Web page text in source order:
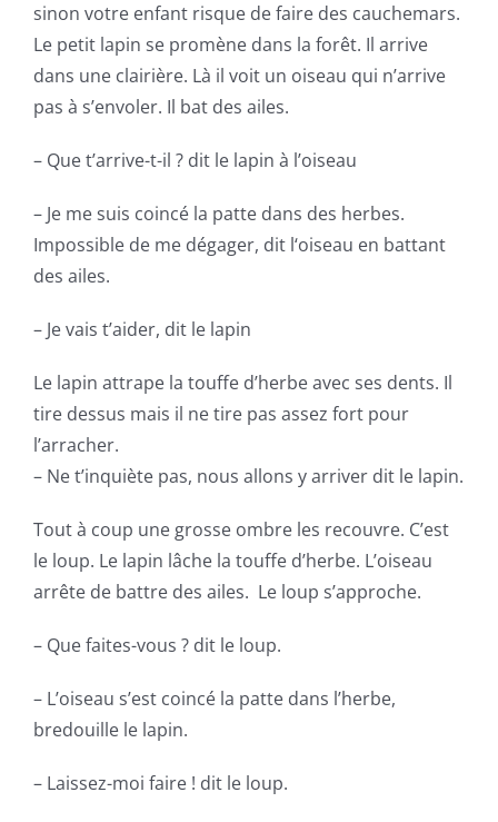
sinon votre enfant risque de faire des cauchemars.
Le petit lapin se promène dans la forêt. Il arrive
dans une clairière. Là il voit un oiseau qui n’arrive
pas à s’envoler. Il bat des ailes.
– Que t’arrive-t-il ? dit le lapin à l’oiseau
– Je me suis coincé la patte dans des herbes.
Impossible de me dégager, dit l‘oiseau en battant
des ailes.
– Je vais t’aider, dit le lapin
Le lapin attrape la touffe d’herbe avec ses dents. Il
tire dessus mais il ne tire pas assez fort pour
l’arracher.
– Ne t’inquiète pas, nous allons y arriver dit le lapin.
Tout à coup une grosse ombre les recouvre. C’est
le loup. Le lapin lâche la touffe d’herbe. L’oiseau
arrête de battre des ailes. Le loup s’approche.
– Que faites-vous ? dit le loup.
– L’oiseau s’est coincé la patte dans l’herbe,
bredouille le lapin.
– Laissez-moi faire ! dit le loup.